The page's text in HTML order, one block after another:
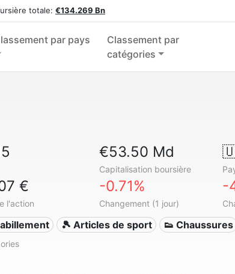
totale: €134.269 Bn
par pays
Classement par
catégories
€53.50 Md
Capitalisation boursière
€
l'action
-0.71%
Changement (1 jour)
-
🎾 Articles de sport 👟 Chaussures